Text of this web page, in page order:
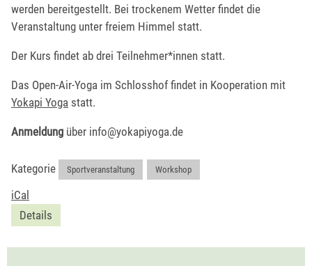
werden bereitgestellt. Bei trockenem Wetter findet die
Veranstaltung unter freiem Himmel statt.
Der Kurs findet ab drei Teilnehmer*innen statt.
Das Open-Air-Yoga im Schlosshof findet in Kooperation mit
Yokapi Yoga statt.
Anmeldung über info@yokapiyoga.de
Kategorie Sportveranstaltung Workshop
iCal
Details